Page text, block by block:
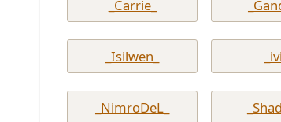
_Carrie_
_Isilwen_ _ivi_
_NimroDeL_